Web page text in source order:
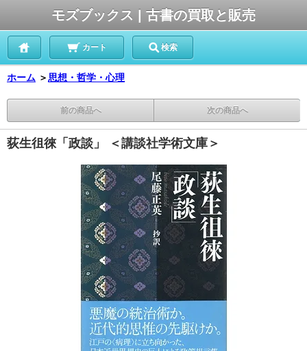
モズブックス | 古書の買取と販売
カート 検索
ホーム ＞思想・哲学・心理
前の商品へ 次の商品へ
荻生徂徠「政談」 ＜講談社学術文庫＞